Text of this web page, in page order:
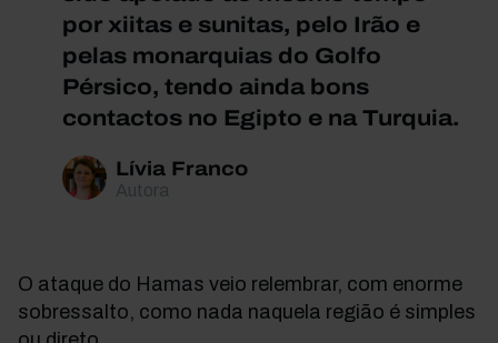
por xiitas e sunitas, pelo Irão e
pelas monarquias do Golfo
Pérsico, tendo ainda bons
contactos no Egipto e na Turquia.
Lívia Franco
Autora
O ataque do Hamas veio relembrar, com enorme
sobressalto, como nada naquela região é simples